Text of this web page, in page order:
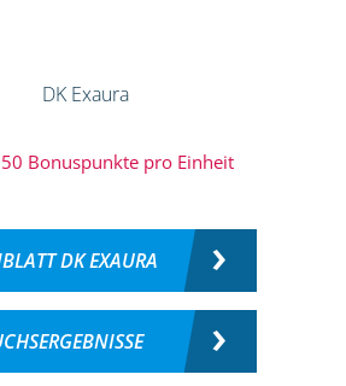
Bonuspunkte pro Einheit
DK EXAURA